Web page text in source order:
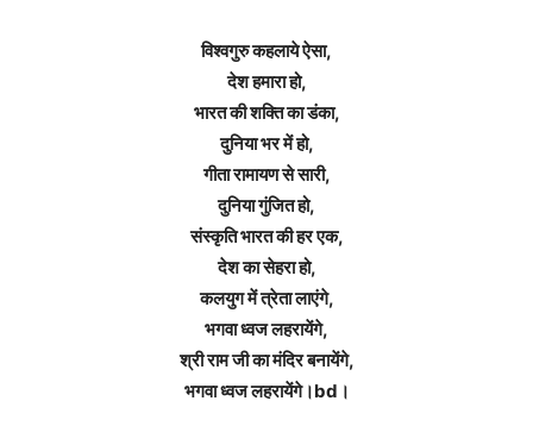
विश्वगुरु कहलाये ऐसा,
देश हमारा हो,
भारत की शक्ति का डंका,
दुनिया भर में हो,
गीता रामायण से सारी,
दुनिया गुंजित हो,
संस्कृति भारत की हर एक,
देश का सेहरा हो,
कलयुग में त्रेता लाएंगे,
भगवा ध्वज लहरायेंगे,
श्री राम जी का मंदिर बनायेंगे,
भगवा ध्वज लहरायेंगे।bd।